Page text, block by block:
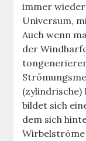
immer
Universum,
Auch wenn
der
bildet sich
dem sich
Wirbelströme